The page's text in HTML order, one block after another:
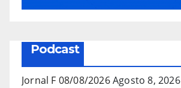
Podcast
Jornal F 08/08/2026Agosto 8, 2026